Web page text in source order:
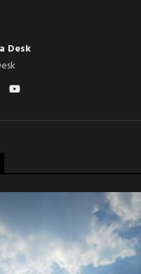
Desk